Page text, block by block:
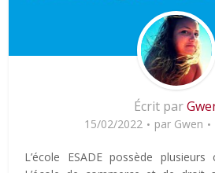
Écrit par
15/02/2022 par Gwen
L’école ESADE possède